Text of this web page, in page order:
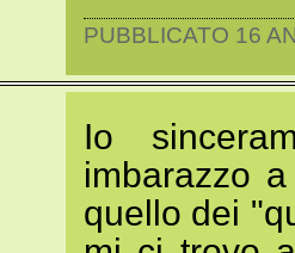
PUBBLICATO 16
Io
imbarazzo
quello dei